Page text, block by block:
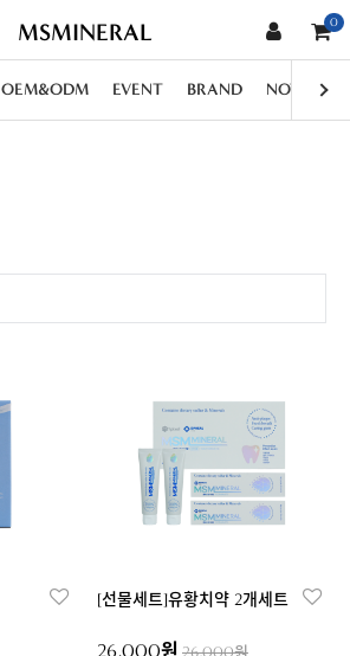
MSMINERAL 0
OEM&ODM EVENT BRAND NOTICE
[선물세트]유황치약 2개세트
26,000원 26,000원